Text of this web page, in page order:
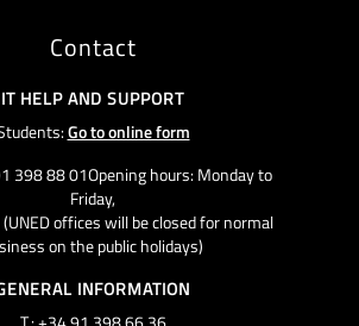
Contact
IT HELP AND SUPPORT
Go to online form
398 88 01Opening hours: Monday to
Friday,
offices will be closed for normal
on the public holidays)
INFORMATION